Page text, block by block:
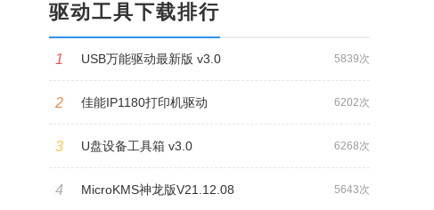
驱动工具下载排行
5839次
1 USB万能驱动最新版 v3.0
6202次
2 佳能IP1180打印机驱动
6268次
3 U盘设备工具箱 v3.0
5643次
4 MicroKMS神龙版V21.12.08